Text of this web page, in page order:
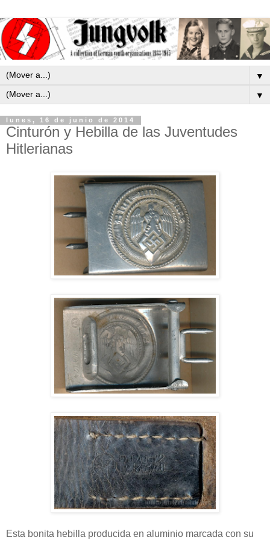
▼
▼
lunes, 16 de junio de 2014
Cinturón y Hebilla de las Juventudes
Hitlerianas
Esta bonita hebilla producida en aluminio marcada con su